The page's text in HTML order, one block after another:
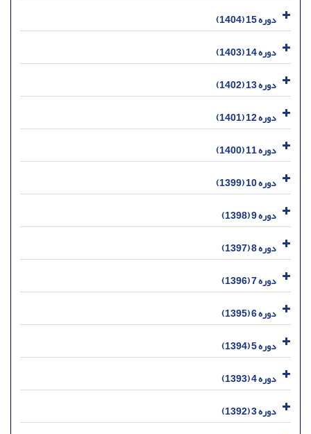
دوره 15 (1404)
دوره 14 (1403)
دوره 13 (1402)
دوره 12 (1401)
دوره 11 (1400)
دوره 10 (1399)
دوره 9 (1398)
دوره 8 (1397)
دوره 7 (1396)
دوره 6 (1395)
دوره 5 (1394)
دوره 4 (1393)
دوره 3 (1392)